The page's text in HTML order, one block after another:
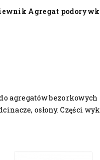
Agregat
agregatów
osłony. Części